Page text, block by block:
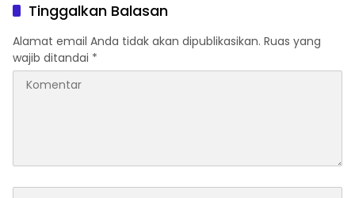
Tinggalkan Balasan
Alamat email Anda tidak akan dipublikasikan. Ruas yang
wajib ditandai *